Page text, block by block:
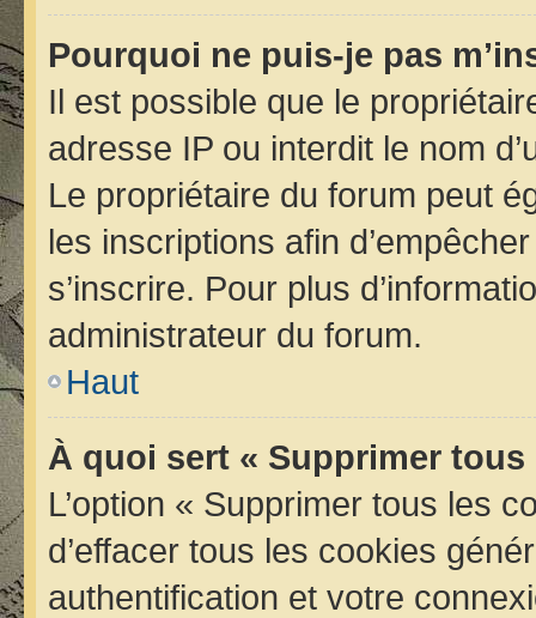
Pourquoi ne puis-je pas
Il est possible que le
adresse IP ou interdit le nom
Le propriétaire du forum peut
les inscriptions afin
s’inscrire. Pour plus
administrateur du forum.
Haut
À quoi sert « Supprimer
L’option « Supprimer tous les
d’effacer tous les cookies
authentification et votre